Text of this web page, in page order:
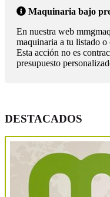
Maquinaria bajo
En nuestra web
maquinaria a tu listado
Esta acción no es
presupuesto
DESTACADOS